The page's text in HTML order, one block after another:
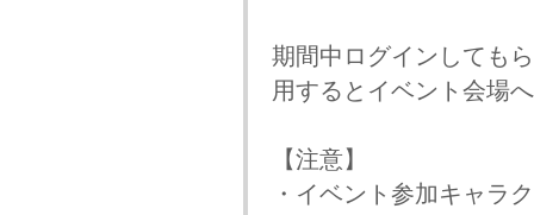
期間中ログインしても
用するとイベント会場
【注意】
・イベント参加キャラ